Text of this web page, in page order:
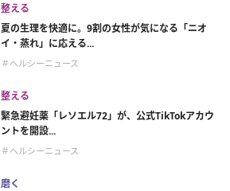
整える
夏の生理を快適に。9割の女性が気になる「ニオ
イ・蒸れ」に応える...
＃ヘルシーニュース
整える
緊急避妊薬「レソエル72」が、公式TikTokアカウ
ントを開設...
＃ヘルシーニュース
磨く